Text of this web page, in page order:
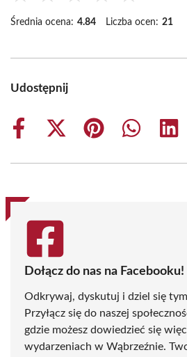
Średnia ocena: 4.84 Liczba ocen: 21
Udostępnij
Share
Share
(Twitter)
Share
Share
Dołącz do nas na Facebooku!
Odkrywaj, dyskutuj i dziel się
Przyłącz się do naszej
gdzie możesz dowiedzieć się
wydarzeniach w Wąbrzeźnie.